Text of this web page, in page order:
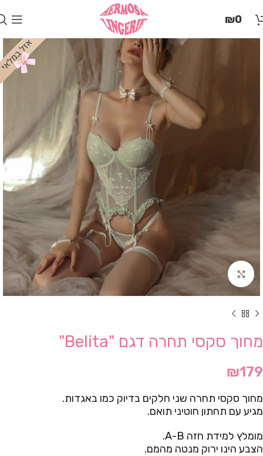
זֶה
לִנְגִישׁוּת
הֵנְּגִישׁוּת
לְחַץ
ALT+0
₪0
Click to enlarge
מחוך סקסי תחרה דגם "Belita"
₪179
מחוך סקסי תחרה שני חלקים בדיוק כמו באגדות.
מגיע עם תחתון חוטיני תואם.
מומלץ למידת חזה A-B.
הצבע הינו ירוק מנטה מהמם.